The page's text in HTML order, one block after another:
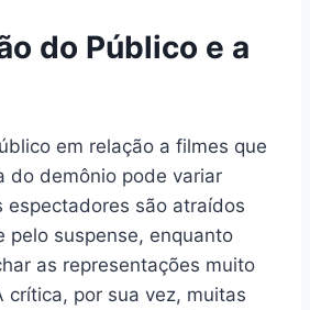
do Público e a
em relação a filmes que
do demônio pode variar
espectadores são atraídos
pelo suspense, enquanto
as representações muito
crítica, por sua vez, muitas